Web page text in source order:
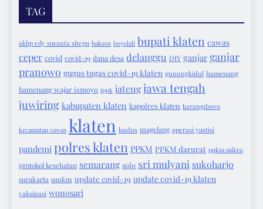
TAG
akbp edy suranta sitepu baksos boyolali bupati klaten cawas
ceper covid covid-19 dana desa delanggu DIY ganjar ganjar
pranowo gugus tugas covid-19 klaten gunungkidul hamenang
hamenang wajar ismoyo ippk jatengjawa tengah
juwiring kabupaten klaten kapolres klaten karangdowo
kecamatan cawas klaten kudus magelang operasi yustisi
pandemi polres klaten PPKM PPKM darurat ppkm mikro
protokol kesehatan semarang solo sri mulyani sukoharjo
surakarta umkm update covid-19 update covid-19 klaten
vaksinasi wonosari